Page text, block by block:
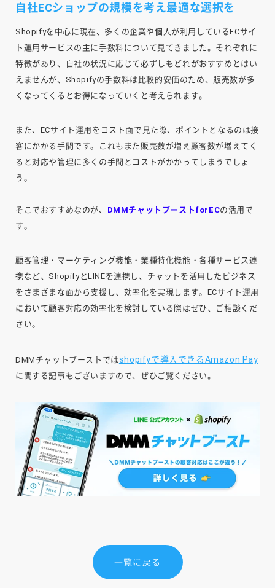
自社ECショップの規模を考え最適な選択を
Shopifyを中心に現在、多くの企業や個人が利用しているECサイ
ト運用サービスの主に手数料について見てきました。それぞれに
特徴があり、自社の状況に応じて必ずしもどれがおすすめとはい
えませんが、Shopifyの手数料は比較的安価のため、販売数が多
くなってくるとお得になっていくと考えられます。
また、ECサイト運用をコスト面で見た際、ポイントとなるのは接
客にかかる手間です。これもまた販売数が増え顧客数が増えてく
ると対応や管理に多くの手間とコストがかかってしまうでしょ
う。
そこでおすすめなのが、 DMMチャットブーストforECの活用で
す。
顧客管理・マーケティング機能・業種特化機能・各種サービス連
携など、ShopifyとLINEを連携し、チャットを活用したビジネス
をさまざまな面から支援し、効率化を実現します。ECサイト運用
において顧客対応の効率化を検討している際はぜひ、ご相談くだ
さい。
DMMチャットブーストではshopifyで導入できるAmazon Pay
に関する記事もございますので、ぜひご覧ください。
一覧に戻る